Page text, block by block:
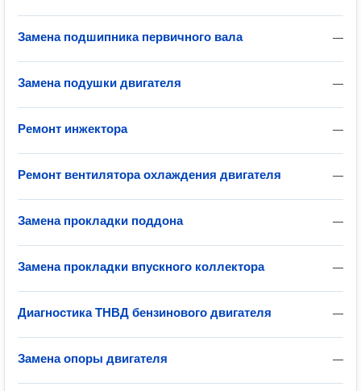
—
Замена подшипника первичного вала
—
Замена подушки двигателя
—
Ремонт инжектора
—
Ремонт вентилятора охлаждения двигателя
—
Замена прокладки поддона
—
Замена прокладки впускного коллектора
—
Диагностика ТНВД бензинового двигателя
—
Замена опоры двигателя